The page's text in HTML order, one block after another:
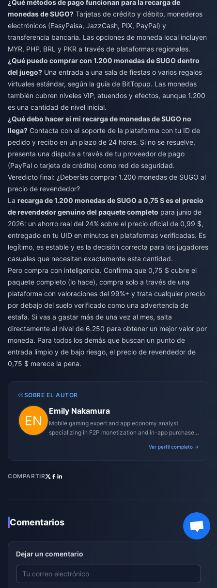
¿Qué métodos de pago funcionan para la recarga de
monedas de SUGO? Tarjetas de crédito y débito, monederos
electrónicos (EasyPaisa, JazzCash, PIX, PayPal) y
transferencia bancaria. Las opciones de moneda local incluyen
MYR, PHP, BRL y PKR a través de plataformas regionales.
¿Qué puedo comprar con 1.200 monedas de SUGO dentro
del juego? Una entrada a una sala de fiestas o varios regalos
virtuales estándar, según la guía de BitTopup. Las monedas
también cubren niveles VIP, atuendos y efectos, aunque 1.200
es una cantidad de nivel inicial.
¿Qué debo hacer si mi recarga de monedas de SUGO no
llega? Contacta con el soporte de la plataforma con tu ID de
pedido y recibo en un plazo de 24 horas. Si no se resuelve,
presenta una disputa a través de tu proveedor de pago
(PayPal o tarjeta de crédito) como red de seguridad.
Veredicto final: ¿Deberías comprar 1.200 monedas de SUGO al
precio de revendedor?
La recarga de 1.200 monedas de SUGO a 0,75 $ es el precio
de revendedor genuino del paquete completo para junio de
2026: un ahorro real del 24% sobre el precio oficial de 0,99 $,
entregado en tu UID en minutos en plataformas verificadas. Es
legítimo, es estable y es la decisión correcta para los jugadores
casuales que necesitan exactamente esta cantidad.
Pero compra con inteligencia. Confirma que 0,75 $ cubre el
paquete completo (lo hace), compra solo a través de una
plataforma con valoraciones del 99%+ y trata cualquier precio
por debajo del suelo verificado como una advertencia de
estafa. Si vas a gastar más de una vez al mes, salta
directamente al nivel de 6.250 para obtener un mejor valor por
moneda. Para todos los demás que buscan un punto de
entrada limpio y de bajo riesgo, el precio de revendedor de
0,75 $ merece la pena.
SOBRE EL AUTOR
Emily Nakamura
Mobile gaming expert and app economy analyst
specializing in F2P monetization and in-app purchase
Ver perfil completo →
COMPARTIR
Comentarios
Dejar un comentario